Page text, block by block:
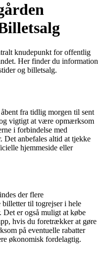
knudepunkt for offentlig
Her finder du information
og billetsalg.
fra tidlig morgen til sent
vigtigt at være opmærksom
i forbindelse med
Det anbefales altid at tjekke
hjemmeside eller
der flere
til togrejser i hele
Det er også muligt at købe
hvis du foretrækker at gøre
på eventuelle rabatter
økonomisk fordelagtig.